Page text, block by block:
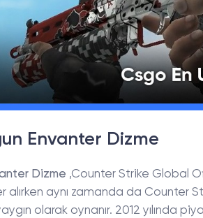
Envanter Dizme
Dizme ,Counter Strike Global
alırken aynı zamanda da
olarak oynanır. 2012 yılında